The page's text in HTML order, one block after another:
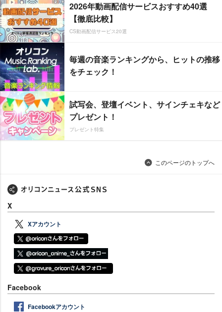
2026年動画配信サービスおすすめ40選
【徹底比較】
CS動画配信サービス20選
毎週の音楽ランキングから、ヒットの推移
をチェック！
試写会、登壇イベント、サインチェキなど
プレゼント！
プレゼント特集
このページのトップへ
X
Xアカウント
Facebook
Facebookアカウント